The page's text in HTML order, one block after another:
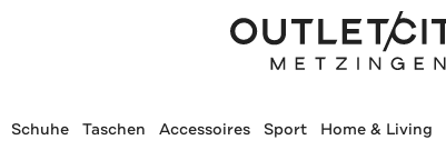
Schuhe Taschen Accessoires Sport Home & Living